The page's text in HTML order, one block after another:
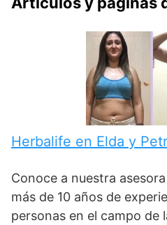
Herbalife en Elda y
Conoce a nuestra
más de 10 años de
personas en el campo de